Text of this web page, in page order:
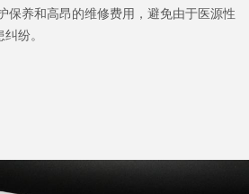
保养和高昂的维修费用，避免由于医源性
纷。